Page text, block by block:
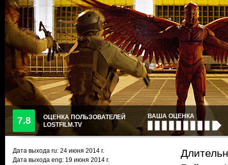
7.8
ОЦЕНКА ПОЛЬЗОВАТЕЛЕЙ
LOSTFILM.TV
ВАША ОЦЕНКА
Дата выхода ru: 24 июня 2014 г.
Дата выхода eng: 19 июня 2014 г.